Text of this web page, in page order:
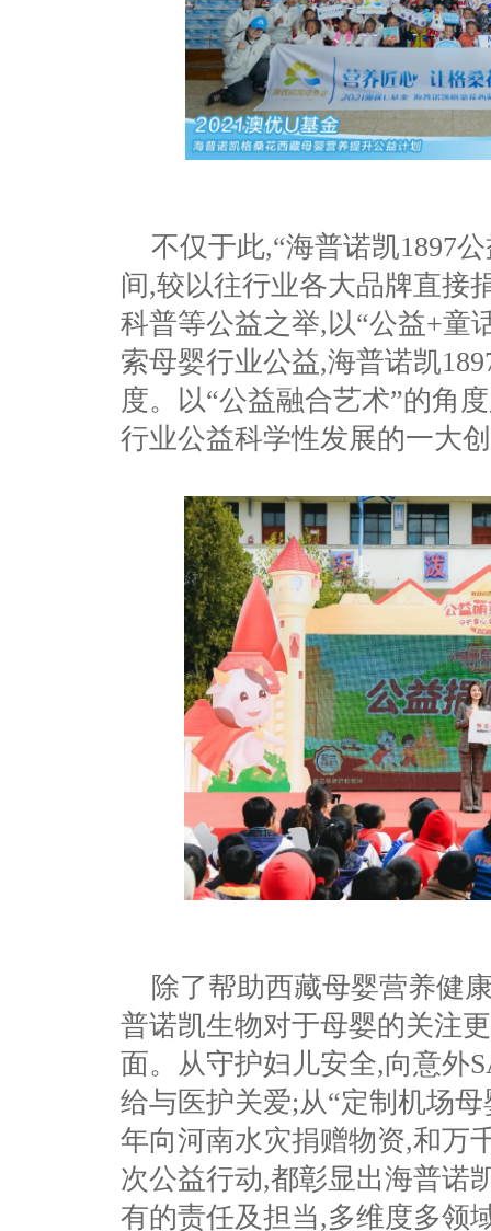
不仅于此,“海普诺凯1897
间,较以往行业各大品牌直接
科普等公益之举,以“公益+童
索母婴行业公益,海普诺凯
度。以“公益融合艺术”的角
行业公益科学性发展的一大
除了帮助西藏母婴营养健
普诺凯生物对于母婴的关注
面。从守护妇儿安全,向意外
给与医护关爱;从“定制机场
年向河南水灾捐赠物资,和万
次公益行动,都彰显出海普诺
有的责任及担当,多维度多领